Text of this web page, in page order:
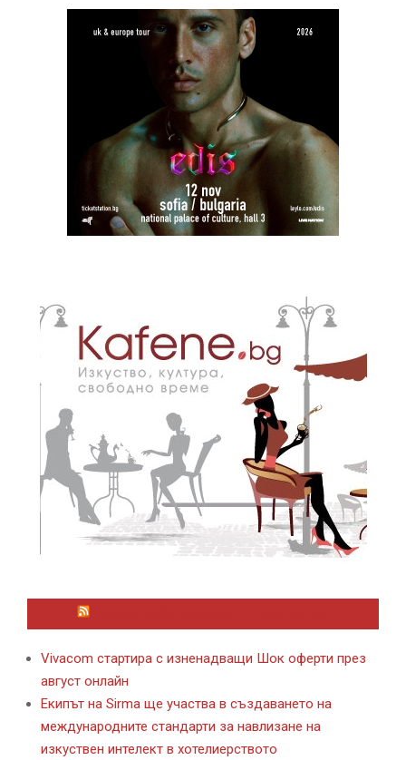
Vivacom стартира с изненадващи Шок оферти през
август онлайн
Екипът на Sirma ще участва в създаването на
международните стандарти за навлизане на
изкуствен интелект в хотелиерството